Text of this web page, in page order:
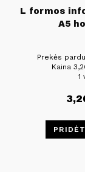
L formos
A5
Prekės
Kaina
1